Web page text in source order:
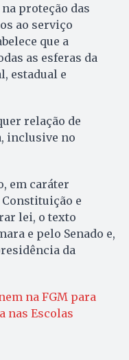
proteção das
ao serviço
que a
as esferas da
estadual e
relação de
inclusive no
em caráter
e
lei, o texto
e pelo Senado e,
da
na FGM para
nas Escolas